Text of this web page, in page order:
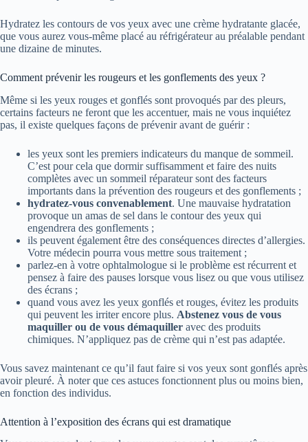
Hydratez les contours de vos yeux avec une crème hydratante glacée,
que vous aurez vous-même placé au réfrigérateur au préalable pendant
une dizaine de minutes.
Comment prévenir les rougeurs et les gonflements des yeux ?
Même si les yeux rouges et gonflés sont provoqués par des pleurs,
certains facteurs ne feront que les accentuer, mais ne vous inquiétez
pas, il existe quelques façons de prévenir avant de guérir :
les yeux sont les premiers indicateurs du manque de sommeil.
C’est pour cela que dormir suffisamment et faire des nuits
complètes avec un sommeil réparateur sont des facteurs
importants dans la prévention des rougeurs et des gonflements ;
hydratez-vous convenablement. Une mauvaise hydratation
provoque un amas de sel dans le contour des yeux qui
engendrera des gonflements ;
ils peuvent également être des conséquences directes d’allergies.
Votre médecin pourra vous mettre sous traitement ;
parlez-en à votre ophtalmologue si le problème est récurrent et
pensez à faire des pauses lorsque vous lisez ou que vous utilisez
des écrans ;
quand vous avez les yeux gonflés et rouges, évitez les produits
qui peuvent les irriter encore plus. Abstenez vous de vous
maquiller ou de vous démaquiller avec des produits
chimiques. N’appliquez pas de crème qui n’est pas adaptée.
Vous savez maintenant ce qu’il faut faire si vos yeux sont gonflés après
avoir pleuré. À noter que ces astuces fonctionnent plus ou moins bien,
en fonction des individus.
Attention à l’exposition des écrans qui est dramatique